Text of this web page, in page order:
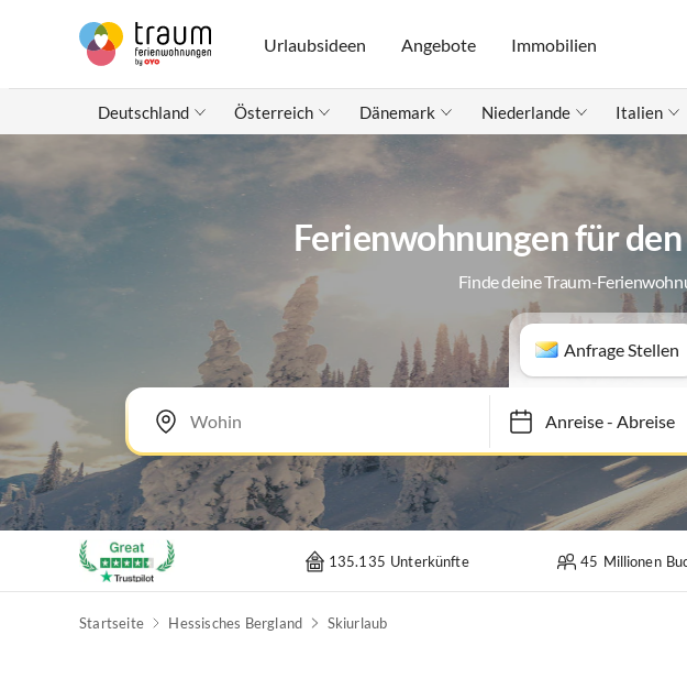
Urlaubsideen Angebote Immobilien
Deutschland Österreich Dänemark Niederlande Italien
Ferienwohnungen für
Finde deine Traum-
Anfrage Stellen
Anreise-Abreise
135.135 Unterkünfte 45 Millionen
Startseite Hessisches Bergland Skiurlaub